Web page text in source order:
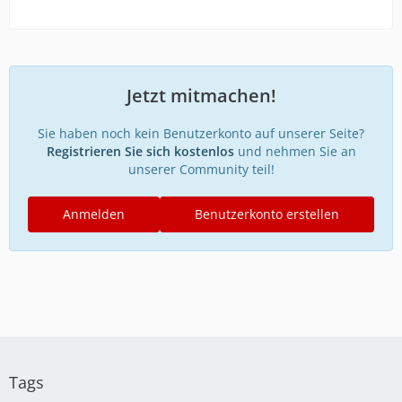
Jetzt mitmachen!
Sie haben noch kein Benutzerkonto auf unserer Seite?
Registrieren Sie sich kostenlosund nehmen Sie an
unserer Community teil!
Benutzerkonto erstellen
Anmelden
Tags